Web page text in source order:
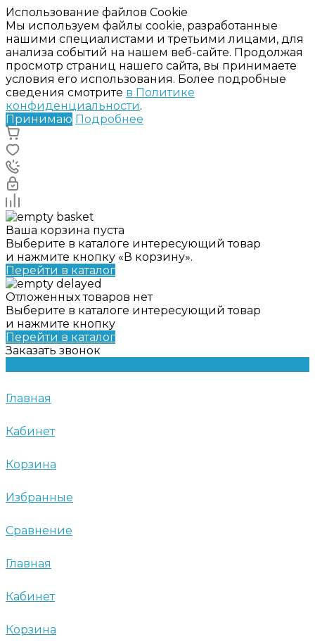
Использование файлов Cookie
Мы используем файлы cookie, разработанные
нашими специалистами и третьими лицами, для
анализа событий на нашем веб-сайте. Продолжая
просмотр страниц нашего сайта, вы принимаете
условия его использования. Более подробные
сведения смотрите в Политике
конфиденциальности.
Принимаю Подробнее
Ваша корзина пуста
Выберите в каталоге интересующий товар
и нажмите кнопку «В корзину».
Перейти в каталог
Отложенных товаров нет
Выберите в каталоге интересующий товар
и нажмите кнопку
Перейти в каталог
Заказать звонок
Главная
Кабинет
Корзина
Избранные
Сравнение
Главная
Кабинет
Корзина